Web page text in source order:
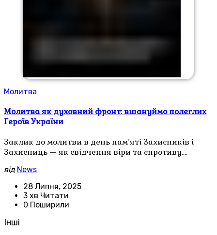
Молитва
Молитва як духовний фронт: вшануймо полеглих
Героїв України
Заклик до молитви в день пам’яті Захисників і
Захисниць — як свідчення віри та спротиву.…
від News
28 Липня, 2025
3 хв Читати
0 Поширили
Інші